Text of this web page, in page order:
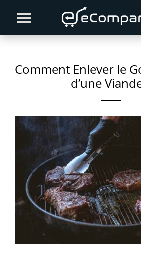
primary
content
primary
Comment Enlever le
d’une